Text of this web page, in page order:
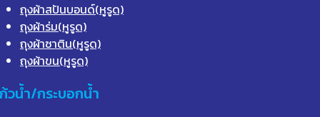
ถุงผ้าสปันบอนด์(หูรูด)
ถุงผ้าร่ม(หูรูด)
ถุงผ้าซาติน(หูรูด)
ถุงผ้าขน(หูรูด)
วน้ำ/กระบอกน้ำ